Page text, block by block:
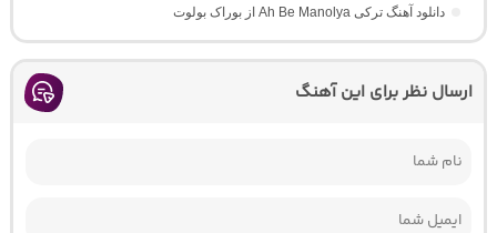
دانلود آهنگ ترکی Ah Be Manolya از بوراک بولوت
ارسال نظر برای این آهنگ